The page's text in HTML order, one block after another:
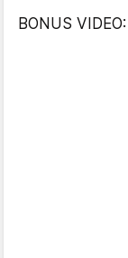
BONUS VIDEO: